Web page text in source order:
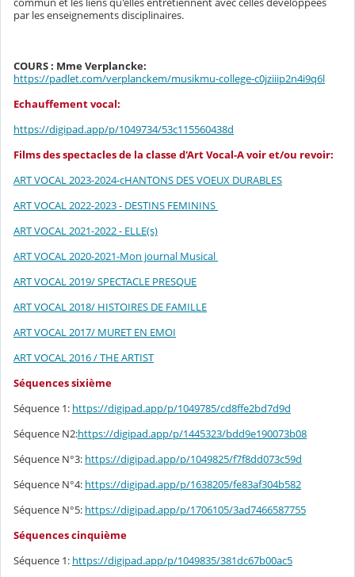
par les enseignements disciplinaires.
COURS : Mme Verplancke:
https://padlet.com/verplanckem/musikmu-college-c0jziiip2n4i9q6l
Echauffement vocal:
https://digipad.app/p/1049734/53c115560438d
Films des spectacles de la classe d'Art Vocal-A voir et/ou revoir:
ART VOCAL 2023-2024-cHANTONS DES VOEUX DURABLES
ART VOCAL 2022-2023 - DESTINS FEMININS
ART VOCAL 2021-2022 - ELLE(s)
ART VOCAL 2020-2021-Mon journal Musical
ART VOCAL 2019/ SPECTACLE PRESQUE
ART VOCAL 2018/ HISTOIRES DE FAMILLE
ART VOCAL 2017/ MURET EN EMOI
ART VOCAL 2016 / THE ARTIST
Séquences sixième
Séquence 1: https://digipad.app/p/1049785/cd8ffe2bd7d9d
Séquence N2:https://digipad.app/p/1445323/bdd9e190073b08
Séquence N°3: https://digipad.app/p/1049825/f7f8dd073c59d
Séquence N°4: https://digipad.app/p/1638205/fe83af304b582
Séquence N°5: https://digipad.app/p/1706105/3ad7466587755
Séquences cinquième
Séquence 1: https://digipad.app/p/1049835/381dc67b00ac5